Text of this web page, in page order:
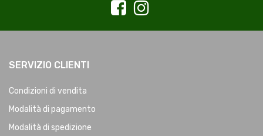
SERVIZIO CLIENTI
Condizioni di vendita
Modalità di pagamento
Modalità di spedizione